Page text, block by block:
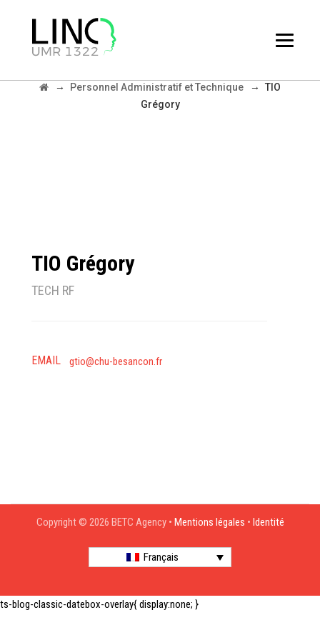
TIO GRÉGORY
→ Personnel Administratif et Technique → TIO
Grégory
TIO Grégory
TECH RF
EMAIL gtio@chu-besancon.fr
Copyright © 2026 BETC Agency • Mentions légales • Identité
Français
ts-blog-classic-datebox-overlay{ display:none; }